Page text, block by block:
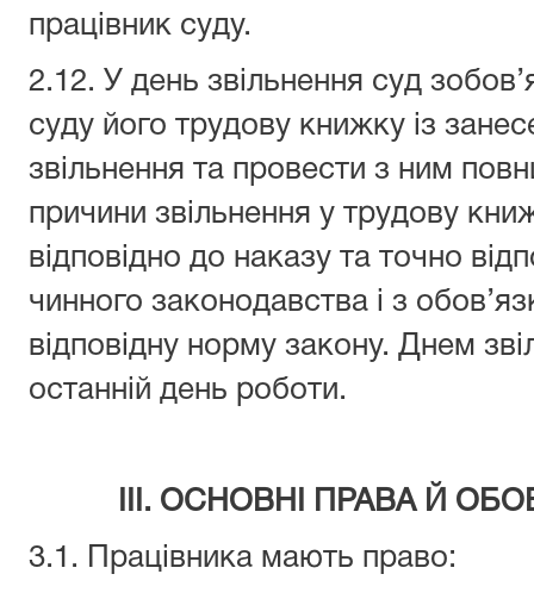
працівник суду.
2.12. У день звільнення суд
суду його трудову книжку із
звільнення та провести з ним
причини звільнення у трудову
відповідно до наказу та точно
чинного законодавства і з
відповідну норму закону. Днем
останній день роботи.
ІІІ. ОСНОВНІ ПРАВА Й
3.1. Працівника мають право: